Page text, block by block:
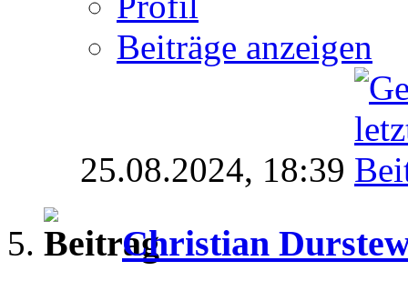
Beiträge anzeigen
25.08.2024, 18:39
Christian